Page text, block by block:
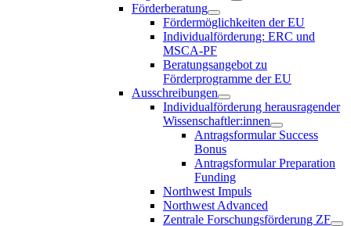
Förderberatung
Fördermöglichkeiten der EU
Individualförderung: ERC und
MSCA-PF
Beratungsangebot zu
Förderprogramme der EU
Ausschreibungen
Individualförderung herausragender
Wissenschaftler:innen
Antragsformular Success
Bonus
Antragsformular Preparation
Funding
Northwest Impuls
Northwest Advanced
Zentrale Forschungsförderung ZF